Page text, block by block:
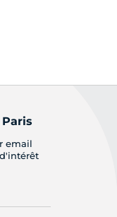
email